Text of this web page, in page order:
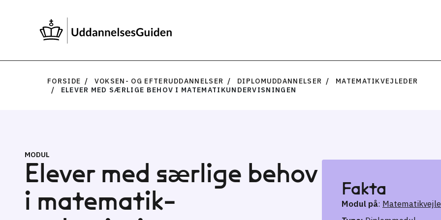
FORSIDE VOKSEN- OG EFTERUDDANNELSER DIPLOMUDDANNELSER
MATEMATIKVEJLEDER
ELEVER MED SÆRLIGE BEHOV I MATEMATIKUNDERVISNINGEN
MODUL
Elever med særlige behov
i matematik­ Fakta
Modul på: